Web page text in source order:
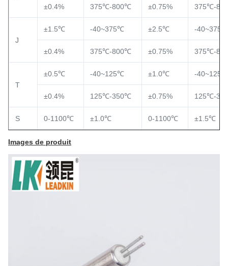
±0.4% 375℃-800℃ ±0.75% 375℃-
J
±1.5℃ -40~375℃ ±2.5℃ -40~375℃
±0.4% 375℃-800℃ ±0.75% 375℃-
T
±0.5℃ -40~125℃ ±1.0℃ -40~125℃
±0.4% 125℃-350℃ ±0.75% 125℃-
S 0-1100℃ ±1.0℃ 0-1100℃ ±1.5℃
Images de produit